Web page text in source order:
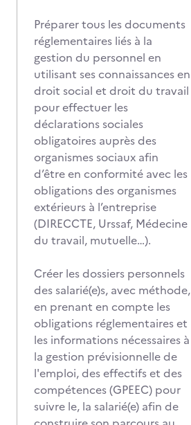
Préparer tous les documents
réglementaires liés à la
gestion du personnel en
utilisant ses connaissances en
droit social et droit du travail
pour effectuer les
déclarations sociales
obligatoires auprès des
organismes sociaux afin
d’être en conformité avec les
obligations des organismes
extérieurs à l’entreprise
(DIRECCTE, Urssaf, Médecine
du travail, mutuelle…).
Créer les dossiers personnels
des salarié(e)s, avec méthode,
en prenant en compte les
obligations réglementaires et
les informations nécessaires à
la gestion prévisionnelle de
l'emploi, des effectifs et des
compétences (GPEEC) pour
suivre le, la salarié(e) afin de